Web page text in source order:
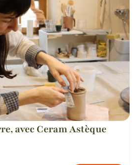
avec Ceram Astèque